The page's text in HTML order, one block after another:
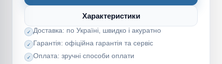
Характеристики
Доставка: по Україні, швидко і акуратно
Гарантія: офіційна гарантія та сервіс
Оплата: зручні способи оплати